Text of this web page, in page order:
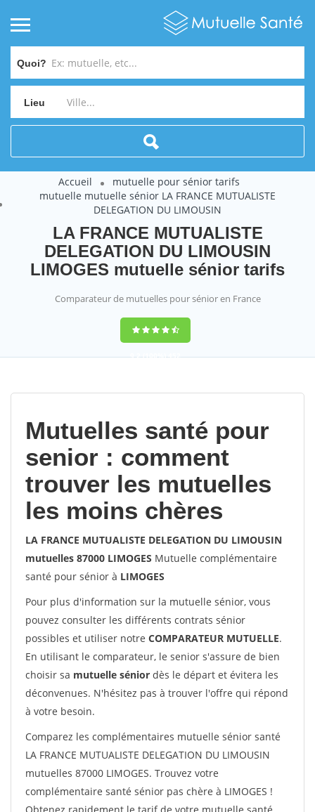
Quoi?
Lieu
Accueil
mutuelle pour sénior tarifs
mutuelle mutuelle sénior LA FRANCE MUTUALISTE
DELEGATION DU LIMOUSIN
LA FRANCE MUTUALISTE
DELEGATION DU LIMOUSIN
LIMOGES mutuelle sénior tarifs
Comparateur de mutuelles pour sénior en France
9,2(100%)452
Mutuelles santé pour
senior : comment
trouver les mutuelles
les moins chères
LA FRANCE MUTUALISTE DELEGATION DU LIMOUSIN
mutuelles 87000 LIMOGES Mutuelle complémentaire
santé pour sénior à LIMOGES
Pour plus d'information sur la mutuelle sénior, vous
pouvez consulter les différents contrats sénior
possibles et utiliser notre COMPARATEUR MUTUELLE.
En utilisant le comparateur, le senior s'assure de bien
choisir sa mutuelle sénior dès le départ et évitera les
déconvenues. N'hésitez pas à trouver l'offre qui répond
à votre besoin.
Comparez les complémentaires mutuelle sénior santé
LA FRANCE MUTUALISTE DELEGATION DU LIMOUSIN
mutuelles 87000 LIMOGES. Trouvez votre
complémentaire santé sénior pas chère à LIMOGES !